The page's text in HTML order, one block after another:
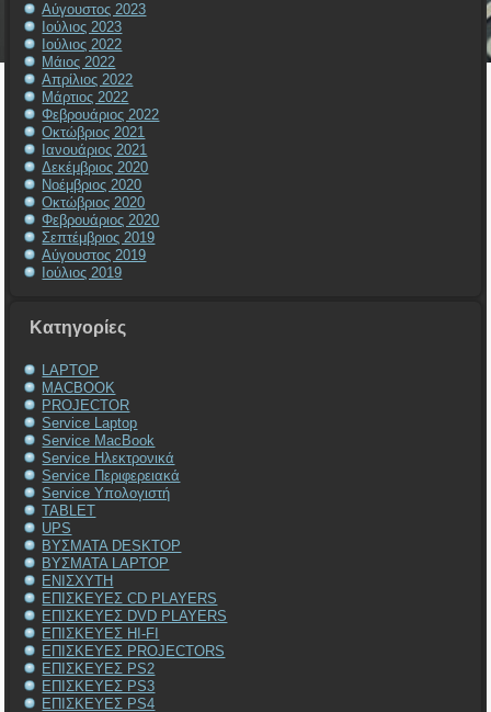
Αύγουστος 2023
Ιούλιος 2023
Ιούλιος 2022
Μάιος 2022
Απρίλιος 2022
Μάρτιος 2022
Φεβρουάριος 2022
Οκτώβριος 2021
Ιανουάριος 2021
Δεκέμβριος 2020
Νοέμβριος 2020
Οκτώβριος 2020
Φεβρουάριος 2020
Σεπτέμβριος 2019
Αύγουστος 2019
Ιούλιος 2019
Kατηγορίες
LAPTOP
MACBOOK
PROJECTOR
Service Laptop
Service MacBook
Service Ηλεκτρονικά
Service Περιφερειακά
Service Υπολογιστή
TABLET
UPS
ΒΥΣΜΑΤΑ DESKTOP
ΒΥΣΜΑΤΑ LAPTOP
ΕΝΙΣΧΥΤΗ
ΕΠΙΣΚΕΥΕΣ CD PLAYERS
ΕΠΙΣΚΕΥΕΣ DVD PLAYERS
ΕΠΙΣΚΕΥΕΣ HI-FI
ΕΠΙΣΚΕΥΕΣ PROJECTORS
ΕΠΙΣΚΕΥΕΣ PS2
ΕΠΙΣΚΕΥΕΣ PS3
ΕΠΙΣΚΕΥΕΣ PS4